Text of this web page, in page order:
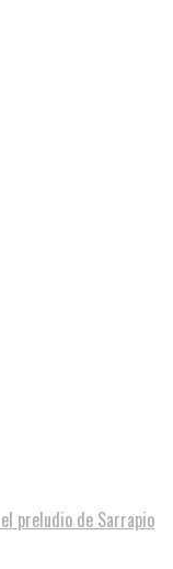
preludio de Sarrapio